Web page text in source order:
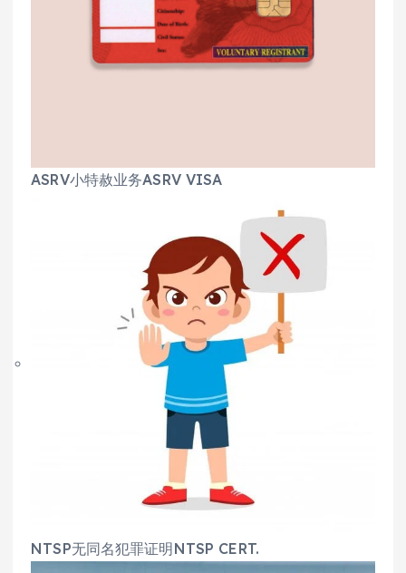
ASRV小特赦业务ASRV VISA
NTSP无同名犯罪证明NTSP CERT.